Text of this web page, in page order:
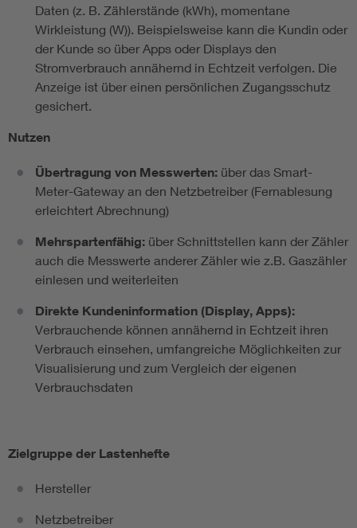
Daten (z. B. Zählerstände (kWh), momentane
Wirkleistung (W)). Beispielsweise kann die Kundin oder
der Kunde so über Apps oder Displays den
Stromverbrauch annähernd in Echtzeit verfolgen. Die
Anzeige ist über einen persönlichen Zugangsschutz
gesichert.
Nutzen
Übertragung von Messwerten: über das Smart-
Meter-Gateway an den Netzbetreiber (Fernablesung
erleichtert Abrechnung)
Mehrspartenfähig: über Schnittstellen kann der Zähler
auch die Messwerte anderer Zähler wie z.B. Gaszähler
einlesen und weiterleiten
Direkte Kundeninformation (Display, Apps):
Verbrauchende können annähernd in Echtzeit ihren
Verbrauch einsehen, umfangreiche Möglichkeiten zur
Visualisierung und zum Vergleich der eigenen
Verbrauchsdaten
Zielgruppe der Lastenhefte
Hersteller
Netzbetreiber